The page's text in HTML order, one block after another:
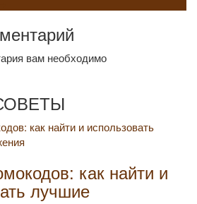
вам необходимо
как найти и
лучшие